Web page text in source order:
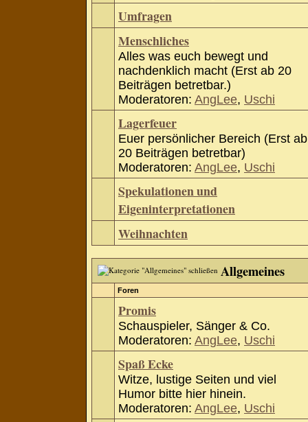
Umfragen
Menschliches
Alles was euch bewegt und
nachdenklich macht (Erst ab 20
Beiträgen betretbar.)
Moderatoren: AngLee, Uschi
Lagerfeuer
Euer persönlicher Bereich (Erst ab
20 Beiträgen betretbar)
Moderatoren: AngLee, Uschi
Spekulationen und
Eigeninterpretationen
Weihnachten
Allgemeines
Foren
Promis
Schauspieler, Sänger & Co.
Moderatoren: AngLee, Uschi
Spaß Ecke
Witze, lustige Seiten und viel
Humor bitte hier hinein.
Moderatoren: AngLee, Uschi